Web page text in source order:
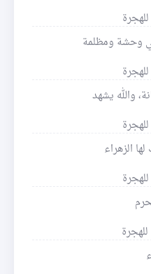
وحشة ومظلمة
والله يشهد
الزهراء